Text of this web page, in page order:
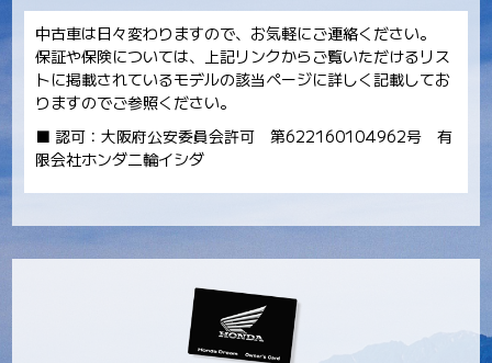
中古車は日々変わりますので、お気軽にご連絡ください。
保証や保険については、上記リンクからご覧いただけるリス
トに掲載されているモデルの該当ページに詳しく記載してお
りますのでご参照ください。
■ 認可：大阪府公安委員会許可 第622160104962号 有
限会社ホンダ二輪イシダ